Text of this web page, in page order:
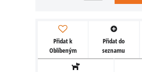
Přidat k
Oblíbeným
Přidat do
seznamu